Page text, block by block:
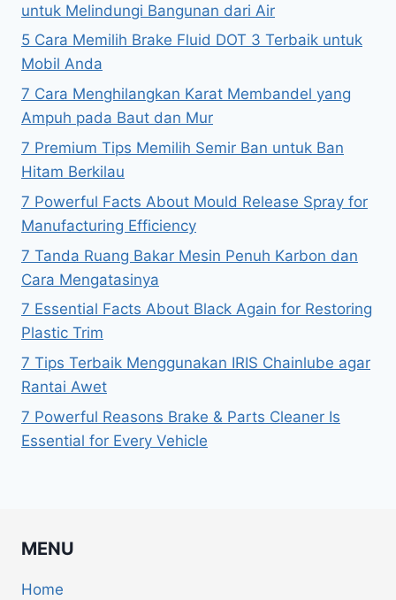
untuk Melindungi Bangunan dari Air
5 Cara Memilih Brake Fluid DOT 3 Terbaik untuk
Mobil Anda
7 Cara Menghilangkan Karat Membandel yang
Ampuh pada Baut dan Mur
7 Premium Tips Memilih Semir Ban untuk Ban
Hitam Berkilau
7 Powerful Facts About Mould Release Spray for
Manufacturing Efficiency
7 Tanda Ruang Bakar Mesin Penuh Karbon dan
Cara Mengatasinya
7 Essential Facts About Black Again for Restoring
Plastic Trim
7 Tips Terbaik Menggunakan IRIS Chainlube agar
Rantai Awet
7 Powerful Reasons Brake & Parts Cleaner Is
Essential for Every Vehicle
MENU
Home